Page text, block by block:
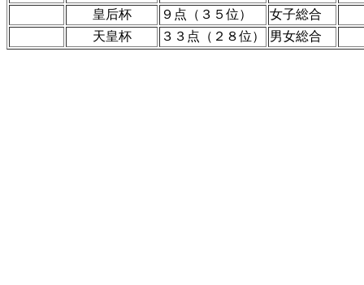
皇后杯
９点（３５位）
女子総合
天皇杯
３３点（２８位） 男女総合